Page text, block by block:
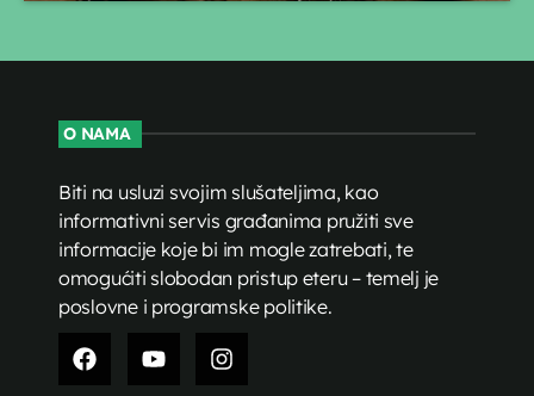
O NAMA
Biti na usluzi svojim slušateljima, kao
informativni servis građanima pružiti sve
informacije koje bi im mogle zatrebati, te
omogućiti slobodan pristup eteru – temelj je
poslovne i programske politike.